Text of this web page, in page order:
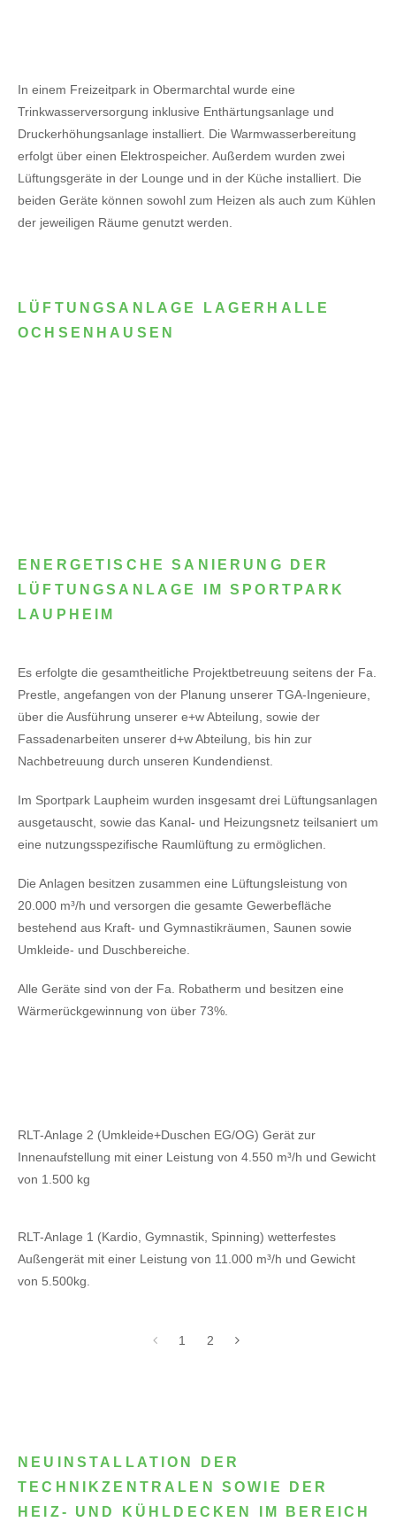
In einem Freizeitpark in Obermarchtal wurde eine
Trinkwasserversorgung inklusive Enthärtungsanlage und
Druckerhöhungsanlage installiert. Die Warmwasserbereitung
erfolgt über einen Elektrospeicher. Außerdem wurden zwei
Lüftungsgeräte in der Lounge und in der Küche installiert. Die
beiden Geräte können sowohl zum Heizen als auch zum Kühlen
der jeweiligen Räume genutzt werden.
LÜFTUNGSANLAGE LAGERHALLE
OCHSENHAUSEN
ENERGETISCHE SANIERUNG DER
LÜFTUNGSANLAGE IM SPORTPARK
LAUPHEIM
Es erfolgte die gesamtheitliche Projektbetreuung seitens der Fa.
Prestle, angefangen von der Planung unserer TGA-Ingenieure,
über die Ausführung unserer e+w Abteilung, sowie der
Fassadenarbeiten unserer d+w Abteilung, bis hin zur
Nachbetreuung durch unseren Kundendienst.
Im Sportpark Laupheim wurden insgesamt drei Lüftungsanlagen
ausgetauscht, sowie das Kanal- und Heizungsnetz teilsaniert um
eine nutzungsspezifische Raumlüftung zu ermöglichen.
Die Anlagen besitzen zusammen eine Lüftungsleistung von
20.000 m³/h und versorgen die gesamte Gewerbefläche
bestehend aus Kraft- und Gymnastikräumen, Saunen sowie
Umkleide- und Duschbereiche.
Alle Geräte sind von der Fa. Robatherm und besitzen eine
Wärmerückgewinnung von über 73%.
RLT-Anlage 2 (Umkleide+Duschen EG/OG) Gerät zur
Innenaufstellung mit einer Leistung von 4.550 m³/h und Gewicht
von 1.500 kg
RLT-Anlage 1 (Kardio, Gymnastik, Spinning) wetterfestes
Außengerät mit einer Leistung von 11.000 m³/h und Gewicht
von 5.500kg.
1 2
NEUINSTALLATION DER
TECHNIKZENTRALEN SOWIE DER
HEIZ- UND KÜHLDECKEN IM BEREICH